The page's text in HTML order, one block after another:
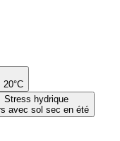
Stress hydrique
avec sol sec en été